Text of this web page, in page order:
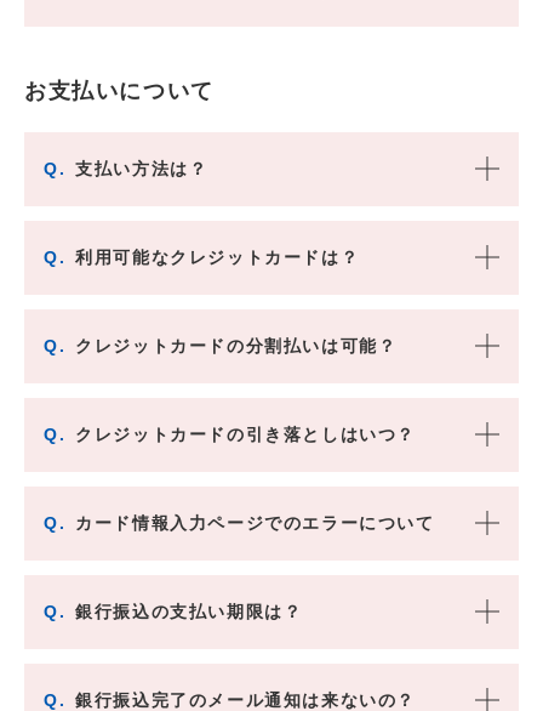
お支払いについて
Q. 支払い方法は？
Q. 利用可能なクレジットカードは？
Q. クレジットカードの分割払いは可能？
Q. クレジットカードの引き落としはいつ？
Q. カード情報入力ページでのエラーについて
Q. 銀行振込の支払い期限は？
Q. 銀行振込完了のメール通知は来ないの？